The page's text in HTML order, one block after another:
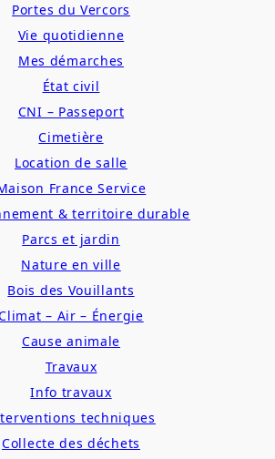
Portes du Vercors
Vie quotidienne
Mes démarches
État civil
CNI – Passeport
Cimetière
Location de salle
France Service
& territoire durable
Parcs et jardin
Nature en ville
Bois des Vouillants
– Air – Énergie
Cause animale
Travaux
Info travaux
techniques
Collecte des déchets